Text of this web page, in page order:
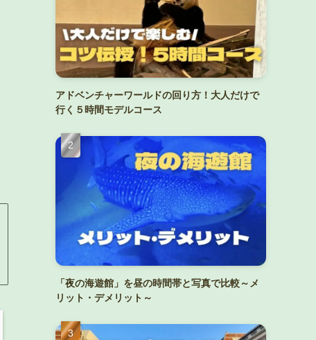
アドベンチャーワールドの回り方！大人だけで
行く５時間モデルコース
「夜の海遊館」を昼の時間帯と写真で比較～メ
リット・デメリット～